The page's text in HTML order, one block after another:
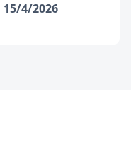
15/4/2026